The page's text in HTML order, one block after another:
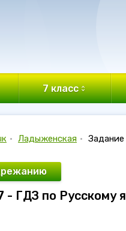
7 класс
• Ладыженская •
- ГДЗ по Русскому